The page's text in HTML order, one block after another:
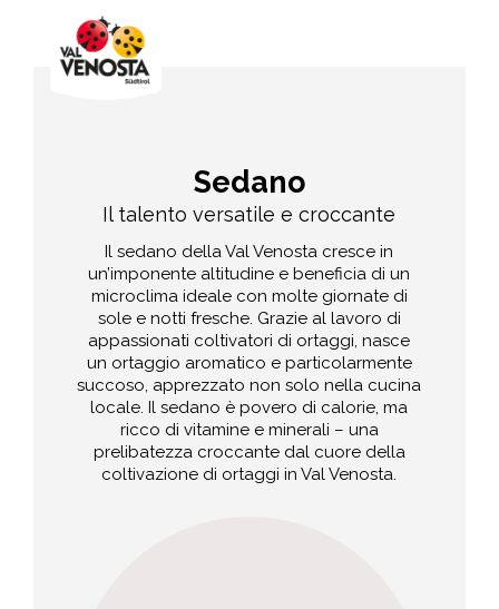
Sedano
Il talento versatile e croccante
Il sedano della Val Venosta cresce in
un’imponente altitudine e beneficia di un
microclima ideale con molte giornate di
sole e notti fresche. Grazie al lavoro di
appassionati coltivatori di ortaggi, nasce
un ortaggio aromatico e particolarmente
succoso, apprezzato non solo nella cucina
locale. Il sedano è povero di calorie, ma
ricco di vitamine e minerali – una
prelibatezza croccante dal cuore della
coltivazione di ortaggi in Val Venosta.